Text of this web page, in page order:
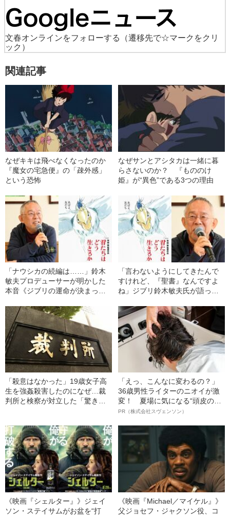
文春オンラインをフォローする
（遷移先で☆マークをクリ
ック）
関連記事
なぜキキは飛べなくなったのか
『魔女の宅急便』の「疎外感」
という恐怖
なぜサンとアシタカは一緒に暮
らさないのか？ 『もののけ
姫』が“異色”である3つの理由
「ナウシカの続編は……」鈴木
敏夫プロデューサーが明かした
本音《ジブリの運命が決まった
「言わないようにしてきたんで
すけれど、『聖書』なんですよ
ね」ジブリ鈴木敏夫氏が語った
「殺意はなかった」19歳女子高
生を強姦殺害したのになぜ…裁
判所と検察が対立した「驚きの
「えっ、こんなに変わるの？」
36歳男性ライターのニオイが激
変！ 夏場に気になる“頭皮のニ
オイ”や“ベタつき”を解消す
ト”が生み出した徹底ケアとは
PR（株式会社スヴェンソン）
《映画『シェルター』》ジェイ
ソン・ステイサムがお盆を“打
《映画『Michael／マイケル』》
父ジョセフ・ジャクソン役、コ